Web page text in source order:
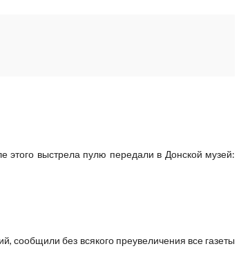
этого выстрела пулю передали в Донской музей:
сообщили без всякого преувеличения все газеты